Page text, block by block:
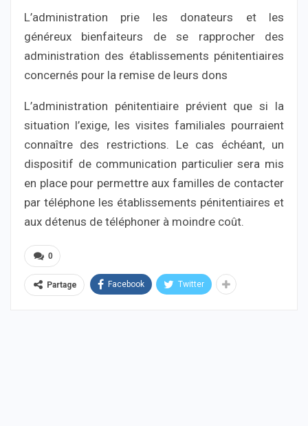
L’administration prie les donateurs et les
généreux bienfaiteurs de se rapprocher des
administration des établissements pénitentiaires
concernés pour la remise de leurs dons
L’administration pénitentiaire prévient que si la
situation l’exige, les visites familiales pourraient
connaître des restrictions. Le cas échéant, un
dispositif de communication particulier sera mis
en place pour permettre aux familles de contacter
par téléphone les établissements pénitentiaires et
aux détenus de téléphoner à moindre coût.
0
Partage Facebook Twitter